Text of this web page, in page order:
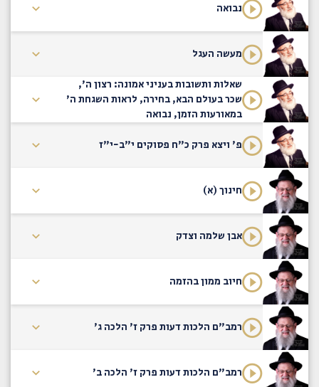
נבואה
מעשה העגל
שאלות ותשובות בעניני אמונה: רצון ה',
שכר בעולם הבא, בחירה, לראות השגחת ה'
במאורעות הזמן, נבואה
פ' ויצא פרק כ"ח פסוקים י"ב-י"ז
חינוך (א)
אבן שלמה וצדק
חיוב ממון בהזמה
רמב"ם הלכות דעות פרק ז' הלכה ג'
רמב"ם הלכות דעות פרק ז' הלכה ב'